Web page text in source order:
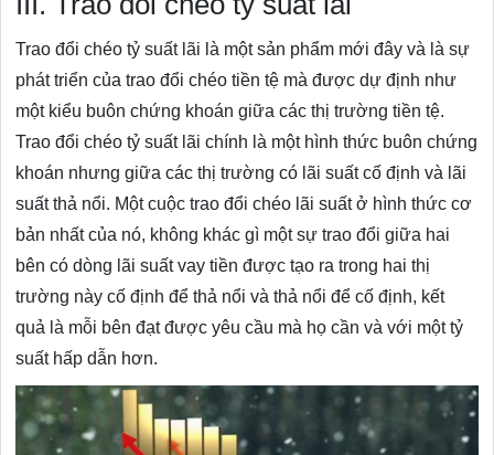
Trao đổi chéo tỷ suất lãi là một sản phẩm mới đây và là sự
phát triển của trao đổi chéo tiền tệ mà được dự định như
một kiểu buôn chứng khoán giữa các thị trường tiền tệ.
Trao đổi chéo tỷ suất lãi chính là một hình thức buôn chứng
khoán nhưng giữa các thị trường có lãi suất cố định và lãi
suất thả nổi. Một cuộc trao đổi chéo lãi suất ở hình thức cơ
bản nhất của nó, không khác gì một sự trao đổi giữa hai
bên có dòng lãi suất vay tiền được tạo ra trong hai thị
trường này cố định để thả nổi và thả nổi để cố định, kết
quả là mỗi bên đạt được yêu cầu mà họ cần và với một tỷ
suất hấp dẫn hơn.